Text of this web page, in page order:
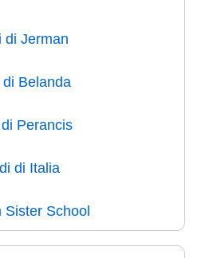
di Jerman
di Belanda
Perancis
di Italia
Sister School